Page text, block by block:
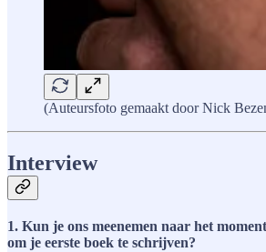
(Auteursfoto gemaakt door Nick
Interview
1. Kun je ons meenemen naar het
om je eerste boek te schrijven?